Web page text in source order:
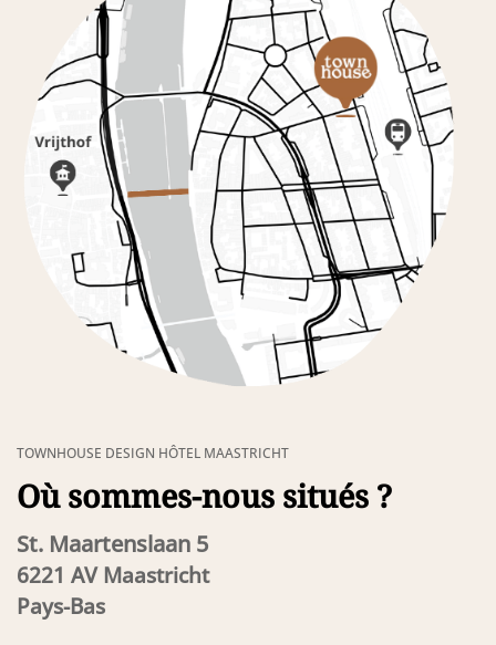
TOWNHOUSE DESIGN HÔTEL MAASTRICHT
Où sommes-nous situés ?
St. Maartenslaan 5
6221 AV Maastricht
Pays-Bas